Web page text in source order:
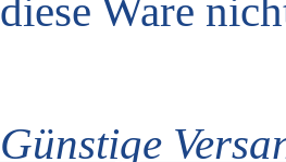
diese Ware
Günstige